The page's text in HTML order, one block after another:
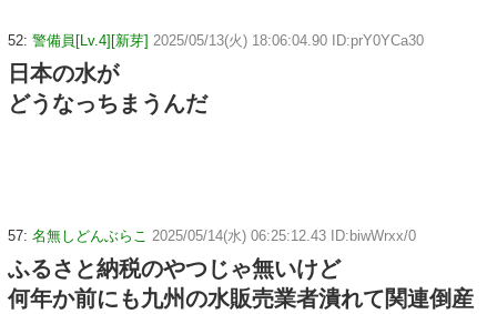
52: 警備員[Lv.4][新芽] 2025/05/13(火) 18:06:04.90 ID:prY0YCa30
日本の水が
どうなっちまうんだ
57: 名無しどんぶらこ 2025/05/14(水) 06:25:12.43 ID:biwWrxx/0
ふるさと納税のやつじゃ無いけど
何年か前にも九州の水販売業者潰れて関連倒産